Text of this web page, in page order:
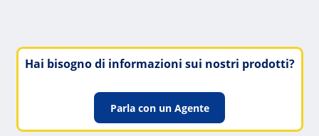
Hai bisogno di informazioni sui nostri prodotti?
Parla con un Agente